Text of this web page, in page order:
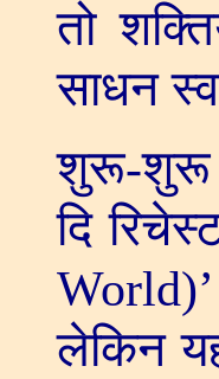
तो
साधन
शुरू-शुरू
दि
World)
लेकिन